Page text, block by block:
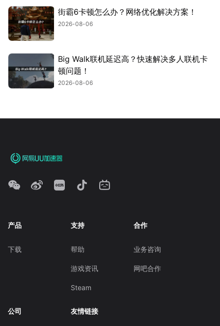
街霸6卡顿怎么办？网络优化解决方案！
2026-08-06
Big Walk联机延迟高？快速解决多人联机卡
顿问题！
2026-08-06
产品
下载
支持
帮助
游戏资讯
Steam
合作
业务咨询
网吧合作
公司 友情链接